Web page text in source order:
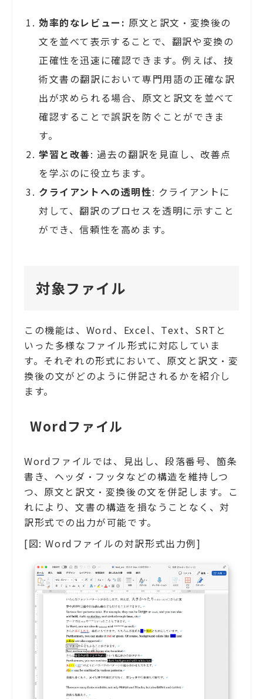
効率的なレビュー: 原文と訳文・変換後の
文を並べて表示することで、翻訳や変換の
正確性を迅速に確認できます。例えば、技
術文書の翻訳において専門用語の正確な訳
出が求められる場合、原文と訳文を並べて
確認することで誤訳を防ぐことができま
す。
学習と改善: 過去の翻訳を見直し、改善点
を学ぶのに役立ちます。
クライアントへの透明性: クライアントに
対して、翻訳のプロセスを透明に示すこと
ができ、信頼性を高めます。
対象ファイル
この機能は、Word、Excel、Text、SRTと
いった多様なファイル形式に対応していま
す。それぞれの形式において、原文と訳文・変
換後の文がどのように併記されるかを紹介し
ます。
Wordファイル
Wordファイルでは、見出し、段落番号、箇条
書き、ヘッダ・フッタなどの構造を維持しつ
つ、原文と訳文・変換後の文を併記します。こ
れにより、文書の構造を損なうことなく、対
訳形式での出力が可能です。
[図: Wordファイルの対訳形式出力例]